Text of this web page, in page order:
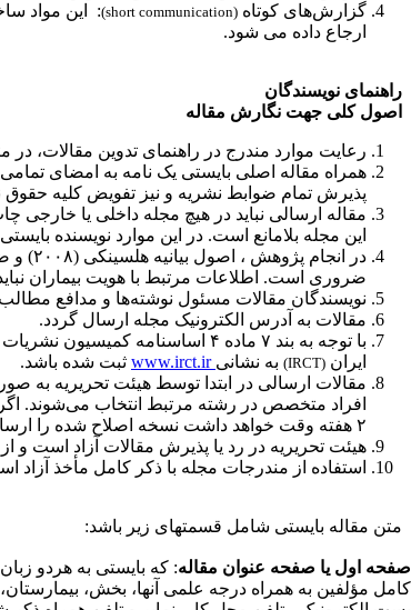
گزارش‌های کوتاه (short communication)
ارجاع داده می ­شود.
راهنمای نویسندگان
اصول کلی جهت نگارش مقاله
رعایت موارد مندرج در راهنمای تدوین مقالات، در
همراه مقاله اصلی بایستی یک نامه به امضای
پذیرش تمام ضوابط نشریه و نیز تفویض کلیه
مقاله ارسالی نباید در هیچ مجله داخلی یا خارجی
این مجله بلامانع است. در این موارد نویسنده
در
ضروری است. اطلاعات مرتبط با هویت بیماران
نویسندگان مقالات مسئول نوشته‌ها و مدافع
مقالات به آدرس الکترونیک مجله ارسال گردد.
با توجه به بند ۷ ماده ۴
ایران (IRCT) به نشانی www.irct.ir ثبت شده باشد.
مقالات ارسالی در ابتدا توسط هیئت تحریریه به
افراد متخصص در رشته مرتبط انتخاب می‌شوند.
۲ هفته وقت خواهد داشت نسخه اصلاح شده را ارسال نماید که مجدداً جهت داوری فرستاده شود
هیئت تحریریه در رد یا پذیرش مقالات آزاد است
استفاده از مندرجات مجله با ذکر کامل مأخذ آزاد
متن مقاله بایستی شامل قسمت­های زیر باشد:
صفحه اول یا صفحه عنوان مقاله: که بایستی به هردو
کامل مؤلفین به همراه درجه علمی آنها، بخش،